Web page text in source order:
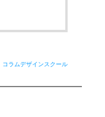
コラムデザインスクール